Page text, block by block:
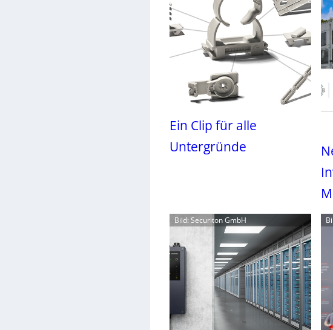
Ein Clip für alle
Untergründe
Bild: Securiton GmbH